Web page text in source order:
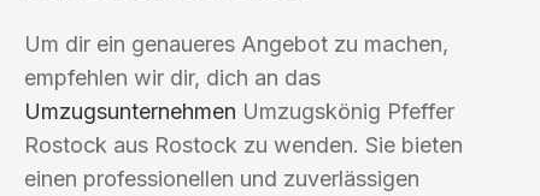
Um dir ein genaueres Angebot zu machen,
empfehlen wir dir, dich an das
Umzugsunternehmen Umzugskönig Pfeffer
Rostock aus Rostock zu wenden. Sie bieten
einen professionellen und zuverlässigen